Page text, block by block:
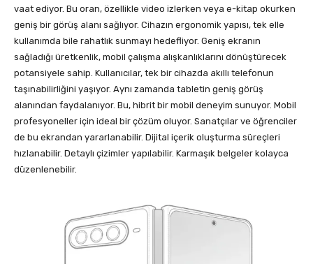
vaat ediyor. Bu oran, özellikle video izlerken veya e-kitap okurken
geniş bir görüş alanı sağlıyor. Cihazın ergonomik yapısı, tek elle
kullanımda bile rahatlık sunmayı hedefliyor. Geniş ekranın
sağladığı üretkenlik, mobil çalışma alışkanlıklarını dönüştürecek
potansiyele sahip. Kullanıcılar, tek bir cihazda akıllı telefonun
taşınabilirliğini yaşıyor. Aynı zamanda tabletin geniş görüş
alanından faydalanıyor. Bu, hibrit bir mobil deneyim sunuyor. Mobil
profesyoneller için ideal bir çözüm oluyor. Sanatçılar ve öğrenciler
de bu ekrandan yararlanabilir. Dijital içerik oluşturma süreçleri
hızlanabilir. Detaylı çizimler yapılabilir. Karmaşık belgeler kolayca
düzenlenebilir.